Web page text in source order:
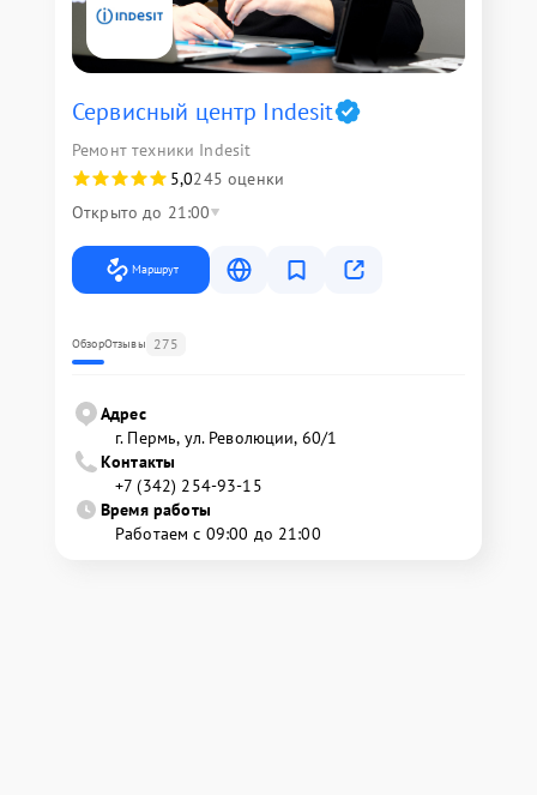
Сервисный центр Indesit
Ремонт техники Indesit
5,0245 оценки
Открыто до 21:00
Маршрут
ОбзорОтзывы 275
Адрес
г. Пермь, ул. ​Революции, 60/1
Контакты
+7 (342) 254-93-15
Время работы
Работаем с 09:00 до 21:00